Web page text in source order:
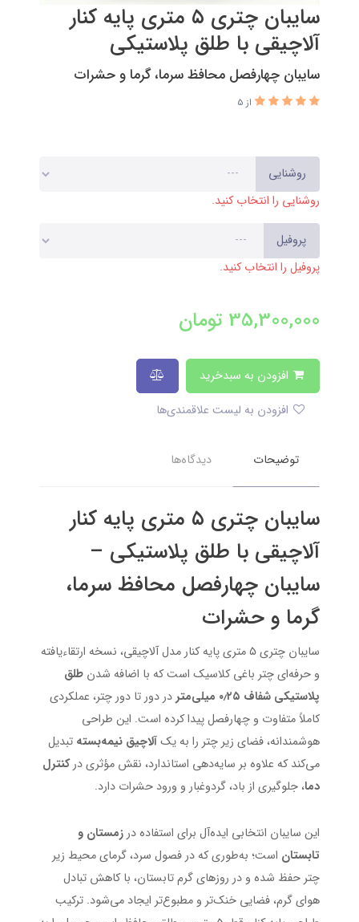
سایبان چتری ۵ متری پایه کنار
آلاچیقی با طلق پلاستیکی
سایبان چهارفصل محافظ سرما، گرما و حشرات
از 5
روشنایی
روشنایی را انتخاب کنید.
پروفیل
پروفیل را انتخاب کنید.
35,300,000 تومان
توضیحات دیدگاه‌ها
سایبان چتری ۵ متری پایه کنار
آلاچیقی با طلق پلاستیکی –
سایبان چهارفصل محافظ سرما،
گرما و حشرات
سایبان چتری ۵ متری پایه کنار مدل آلاچیقی، نسخه ارتقاءیافته
و حرفه‌ای چتر باغی کلاسیک است که با اضافه شدن طلق
پلاستیکی شفاف ۰٫۲۵ میلی‌متر
در دور تا دور چتر، عملکردی
کاملاً متفاوت و چهارفصل پیدا کرده است. این طراحی
هوشمندانه، فضای زیر چتر را به یکآلاچیق نیمه‌بسته تبدیل
می‌کند که علاوه بر سایه‌دهی استاندارد، نقش مؤثری درکنترل
دما، جلوگیری از باد، گردوغبار و ورود حشرات دارد.
این سایبان انتخابی ایده‌آل برای استفاده در زمستان و
تابستان است؛ به‌طوری که در فصول سرد، گرمای محیط زیر
چتر حفظ شده و در روزهای گرم تابستان، با کاهش تبادل
هوای گرم، فضایی خنک‌تر و مطبوع‌تر ایجاد می‌شود. ترکیب